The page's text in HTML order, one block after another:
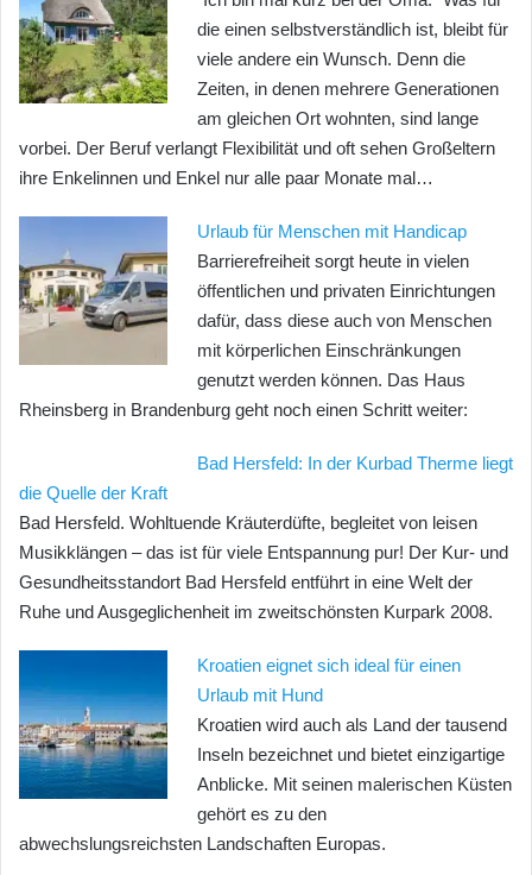
die einen selbstverständlich ist, bleibt für
viele andere ein Wunsch. Denn die
Zeiten, in denen mehrere Generationen
am gleichen Ort wohnten, sind lange
vorbei. Der Beruf verlangt Flexibilität und oft sehen Großeltern
ihre Enkelinnen und Enkel nur alle paar Monate mal…
Urlaub für Menschen mit Handicap
Barrierefreiheit sorgt heute in vielen
öffentlichen und privaten Einrichtungen
dafür, dass diese auch von Menschen
mit körperlichen Einschränkungen
genutzt werden können. Das Haus
Rheinsberg in Brandenburg geht noch einen Schritt weiter:
Bad Hersfeld: In der Kurbad Therme liegt
die Quelle der Kraft
Bad Hersfeld. Wohltuende Kräuterdüfte, begleitet von leisen
Musikklängen – das ist für viele Entspannung pur! Der Kur- und
Gesundheitsstandort Bad Hersfeld entführt in eine Welt der
Ruhe und Ausgeglichenheit im zweitschönsten Kurpark 2008.
Kroatien eignet sich ideal für einen
Urlaub mit Hund
Kroatien wird auch als Land der tausend
Inseln bezeichnet und bietet einzigartige
Anblicke. Mit seinen malerischen Küsten
gehört es zu den
abwechslungsreichsten Landschaften Europas.